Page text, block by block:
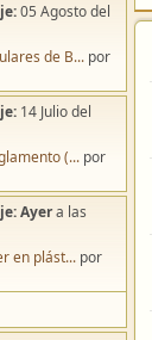
05 Agosto del
de B... por
14 Julio del
(... por
Ayera las
en plást... por